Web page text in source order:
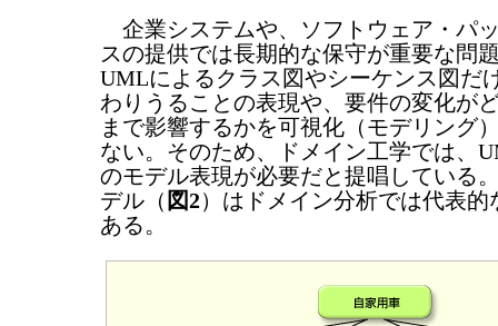
企業システムや、ソフトウェア・パ
スの提供では長期的な保守が重要な問
UMLによるクラス図やシーケンス図だ
わりうることの表現や、要件の変化が
まで影響するかを可視化（モデリング
ない。そのため、ドメイン工学では、
のモデル表現が必要だと提唱している
デル（ 図2）はドメイン分析では代表的
ある。